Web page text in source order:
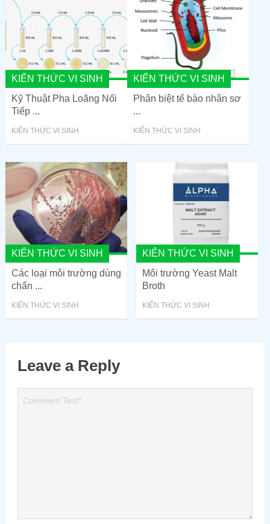
KIẾN THỨC VI SINH
Kỹ Thuật Pha Loãng Nối
Tiếp ...
KIẾN THỨC VI SINH
KIẾN THỨC VI SINH
Phân biệt tế bào nhân sơ
...
KIẾN THỨC VI SINH
KIẾN THỨC VI SINH
Các loại môi trường dùng
chẩn ...
KIẾN THỨC VI SINH
KIẾN THỨC VI SINH
Môi trường Yeast Malt
Broth
KIẾN THỨC VI SINH
Leave a Reply